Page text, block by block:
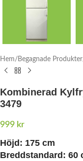
Hem Begagnade Produkter
Kombinerad
3479
999 kr
Höjd: 175 cm
Breddstandard: 60